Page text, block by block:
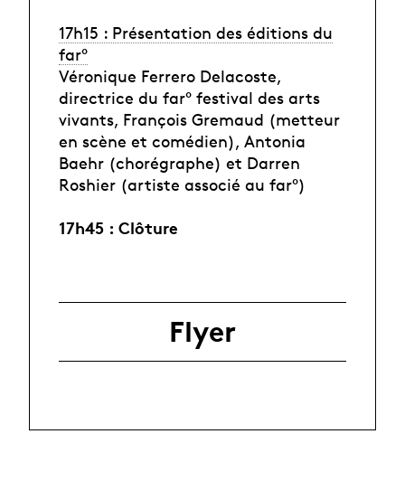
17h15 : Présentation des éditions du
far°
Véronique Ferrero Delacoste,
directrice du far° festival des arts
vivants, François Gremaud (metteur
en scène et comédien), Antonia
Baehr (chorégraphe) et Darren
Roshier (artiste associé au far°)
17h45 : Clôture
Flyer